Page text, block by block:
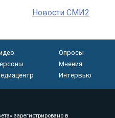
Новости СМИ2
Опросы
Мнения
Интервью
зарегистрировано в